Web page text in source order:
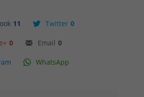
11 Twitter 0
0 Email 0
WhatsApp